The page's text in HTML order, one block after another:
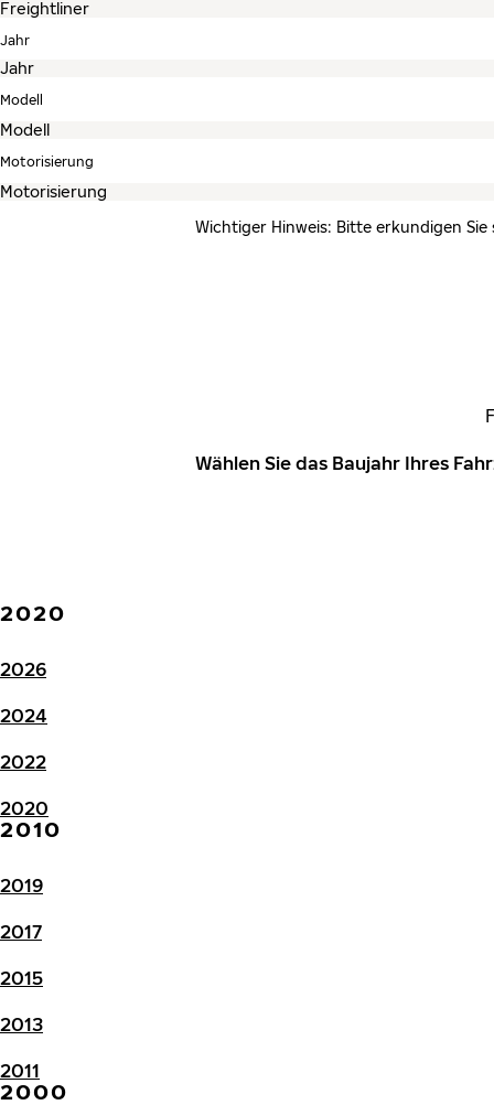
Jahr
Modell
Motorisierung
Wichtiger Hinweis: Bitte erkundigen
Wählen Sie das Baujahr Ihres
2020
2026
2024
2022
2020
2010
2019
2017
2015
2013
2011
2000